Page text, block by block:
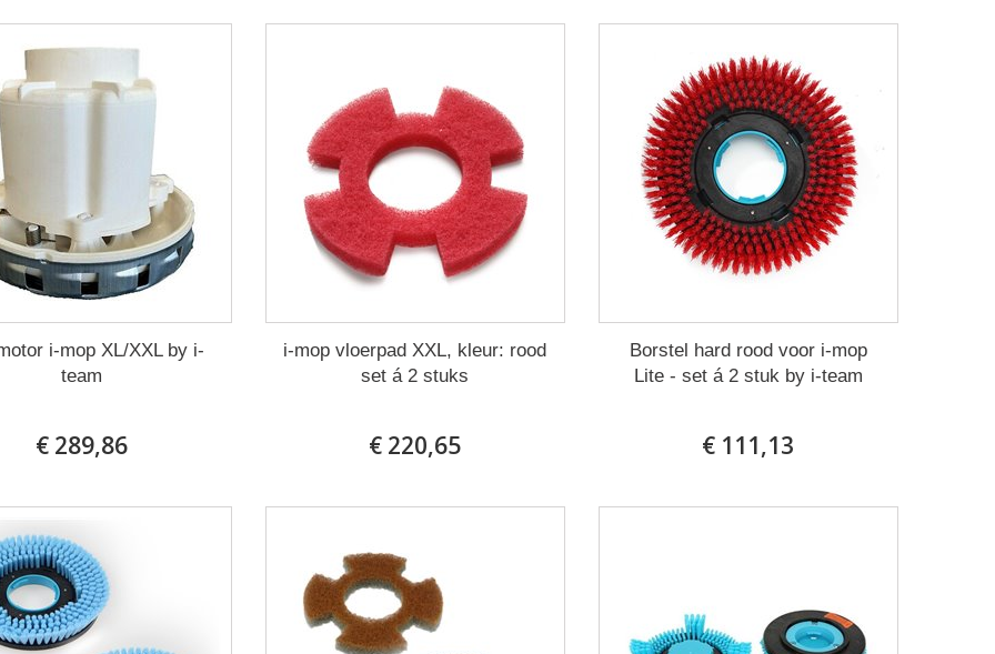
i-mop XL/XXL by i-
team
€ 289,86
i-mop vloerpad XXL, kleur: rood
set á 2 stuks
€ 220,65
Borstel hard rood voor i-mop
Lite - set á 2 stuk by i-team
€ 111,13